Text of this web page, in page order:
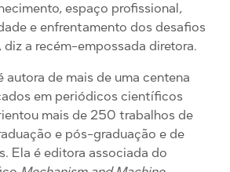
espaço profissional,
e enfrentamento dos desafios
diz a recém-empossada diretora.
autora de mais de uma centena
em periódicos científicos
mais de 250 trabalhos de
e pós-graduação e de
Ela é editora associada do